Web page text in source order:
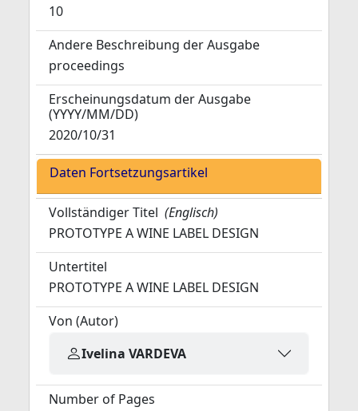
10
Andere Beschreibung der Ausgabe
proceedings
Erscheinungsdatum der Ausgabe
(YYYY/MM/DD)
2020/10/31
Daten Fortsetzungsartikel
Vollständiger Titel (Englisch)
PROTOTYPE A WINE LABEL DESIGN
Untertitel
PROTOTYPE A WINE LABEL DESIGN
Von (Autor)
Ivelina VARDEVA
Number of Pages